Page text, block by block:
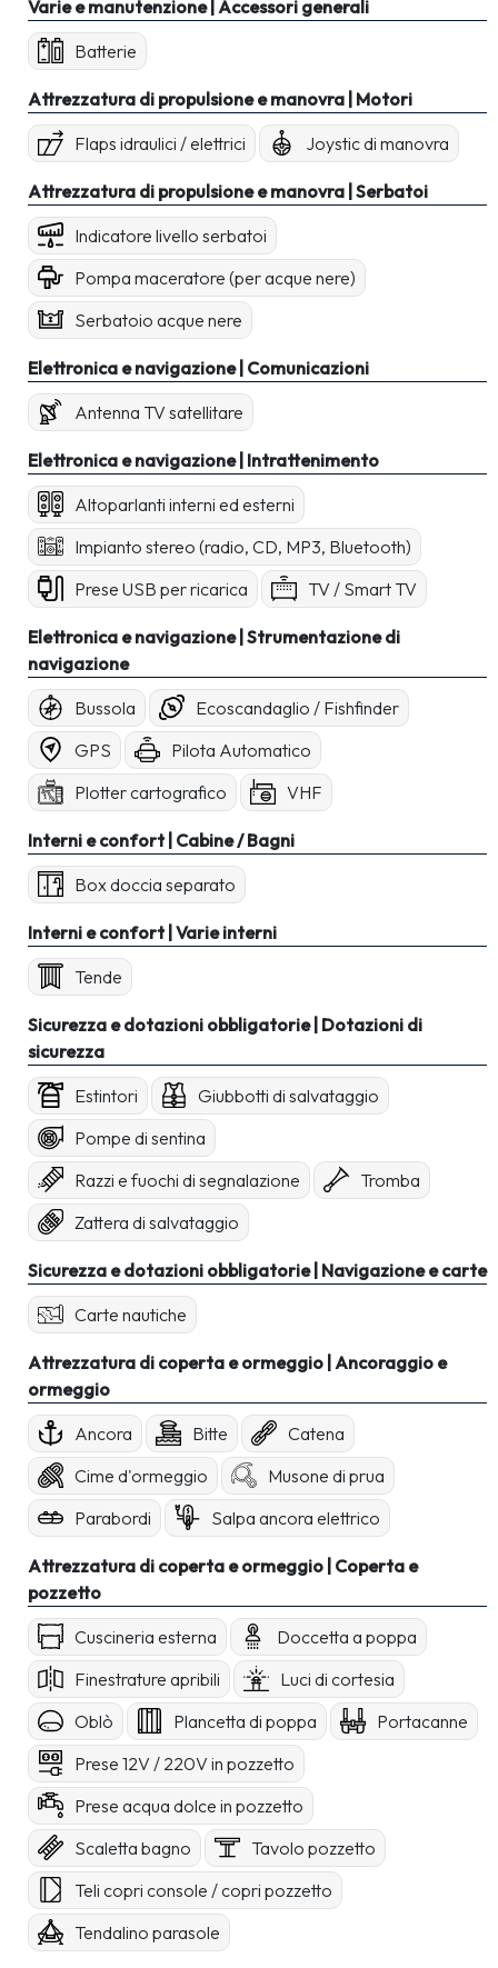
Varie e manutenzione | Accessori generali
Batterie
Attrezzatura di propulsione e manovra | Motori
Flaps idraulici / elettrici
Joystic di manovra
Attrezzatura di propulsione e manovra | Serbatoi
Indicatore livello serbatoi
Pompa maceratore (per acque nere)
Serbatoio acque nere
Elettronica e navigazione | Comunicazioni
Antenna TV satellitare
Elettronica e navigazione | Intrattenimento
Altoparlanti interni ed esterni
Impianto stereo (radio, CD, MP3, Bluetooth)
Prese USB per ricarica
TV / Smart TV
Elettronica e navigazione | Strumentazione di
navigazione
Bussola
Ecoscandaglio / Fishfinder
GPS
Pilota Automatico
Plotter cartografico
VHF
Interni e confort | Cabine / Bagni
Box doccia separato
Interni e confort | Varie interni
Tende
Sicurezza e dotazioni obbligatorie | Dotazioni di
sicurezza
Estintori
Giubbotti di salvataggio
Pompe di sentina
Razzi e fuochi di segnalazione
Tromba
Zattera di salvataggio
Sicurezza e dotazioni obbligatorie | Navigazione e carte
Carte nautiche
Attrezzatura di coperta e ormeggio | Ancoraggio e
ormeggio
Ancora
Bitte
Catena
Cime d'ormeggio
Musone di prua
Parabordi
Salpa ancora elettrico
Attrezzatura di coperta e ormeggio | Coperta e
pozzetto
Cuscineria esterna
Doccetta a poppa
Finestrature apribili
Luci di cortesia
Oblò
Plancetta di poppa
Portacanne
Prese 12V / 220V in pozzetto
Prese acqua dolce in pozzetto
Scaletta bagno
Tavolo pozzetto
Teli copri console / copri pozzetto
Tendalino parasole